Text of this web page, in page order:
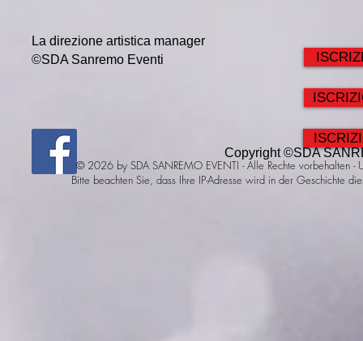
La direzione artistica manager
©SDA Sanremo Eventi
Copyright ©SDA
© 2026 by SDA SANREMO EVENTI - Alle Rechte
Bitte beachten Sie, dass Ihre IP-Adresse wird in der Geschichte